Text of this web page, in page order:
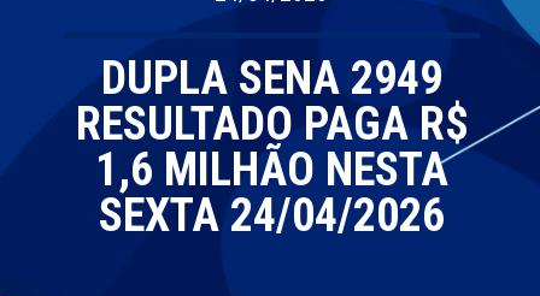
DUPLA SENA 2949
RESULTADO PAGA R$
1,6 MILHÃO NESTA
SEXTA 24/04/2026